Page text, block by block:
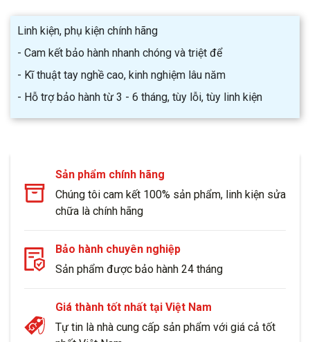
Linh kiện, phụ kiện chính hãng
- Cam kết bảo hành nhanh chóng và triệt để
- Kĩ thuật tay nghề cao, kinh nghiệm lâu năm
- Hỗ trợ bảo hành từ 3 - 6 tháng, tùy lỗi, tùy linh kiện
Sản phẩm chính hãng
Chúng tôi cam kết 100% sản phẩm, linh kiện sửa
chữa là chính hãng
Bảo hành chuyên nghiệp
Sản phẩm được bảo hành 24 tháng
Giá thành tốt nhất tại Việt Nam
Tự tin là nhà cung cấp sản phẩm với giá cả tốt